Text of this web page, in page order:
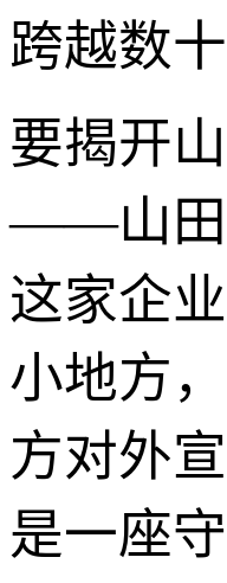
跨越数
要揭开
——山田
这家企
小地方
方对外
是一座